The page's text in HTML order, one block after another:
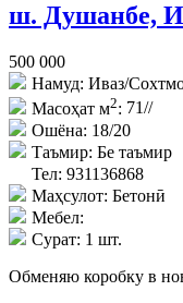
ш. Душанбе,
500 000
Намуд: Иваз/
Масоҳат м2: 71//
Ошёна: 18/20
Таъмир: Бе таъмир
Тел: 931136868
Маҳсулот: Бетонӣ
Мебел:
Сурат: 1 шт.
Обменяю коробку в